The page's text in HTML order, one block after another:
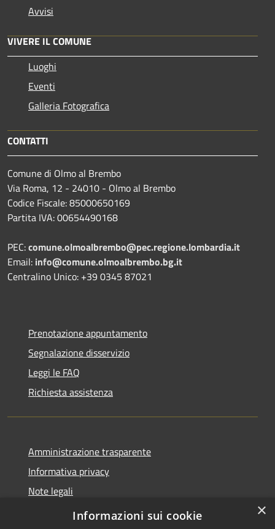
Avvisi
VIVERE IL COMUNE
Luoghi
Eventi
Galleria Fotografica
CONTATTI
Comune di Olmo al Brembo
Via Roma, 12 - 24010 - Olmo al Brembo
Codice Fiscale: 85000650169
Partita IVA: 00654490168
PEC:comune.olmoalbrembo@pec.regione.lombardia.it
Email: info@comune.olmoalbrembo.bg.it
Centralino Unico: +39 0345 87021
Prenotazione appuntamento
Segnalazione disservizio
Leggi le FAQ
Richiesta assistenza
Amministrazione trasparente
Informativa privacy
Note legali
Dichiarazione di accessibilità
×
Informazioni sui cookie